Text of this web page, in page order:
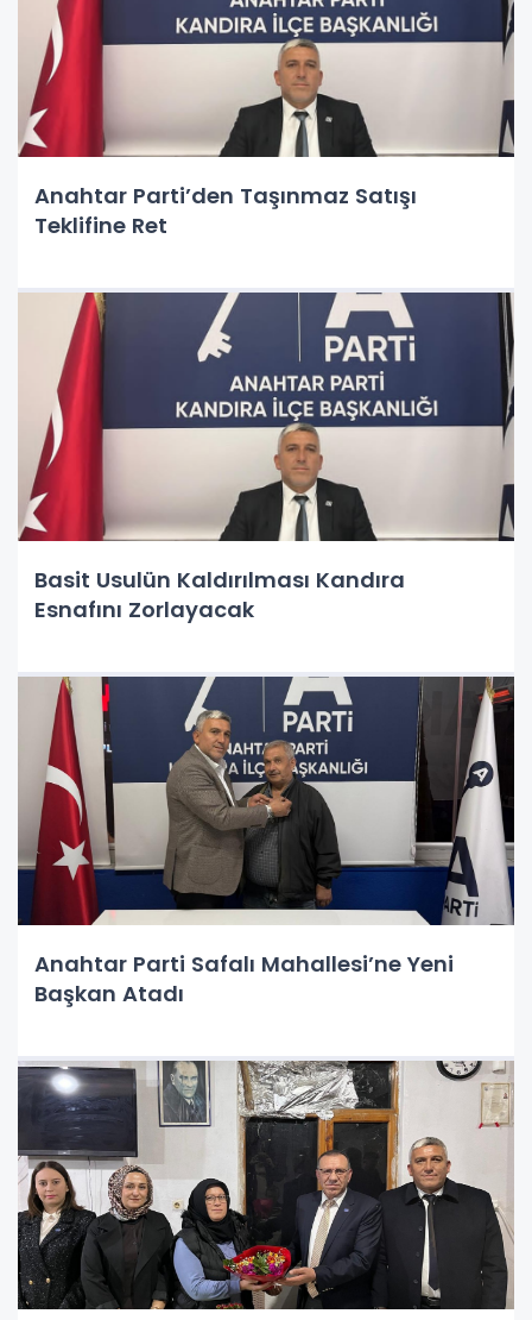
Anahtar Parti’den Taşınmaz Satışı
Teklifine Ret
Basit Usulün Kaldırılması Kandıra
Esnafını Zorlayacak
Anahtar Parti Safalı Mahallesi’ne Yeni
Başkan Atadı